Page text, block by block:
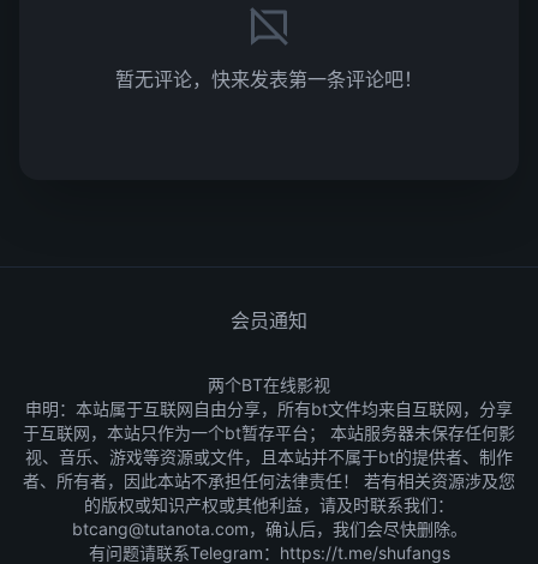
暂无评论，快来发表第一条评论吧！
会员通知
两个BT在线影视
申明：本站属于互联网自由分享，所有bt文件均来自互联网，分享
于互联网，本站只作为一个bt暂存平台； 本站服务器未保存任何影
视、音乐、游戏等资源或文件，且本站并不属于bt的提供者、制作
者、所有者，因此本站不承担任何法律责任！ 若有相关资源涉及您
的版权或知识产权或其他利益，请及时联系我们：
btcang@tutanota.com，确认后，我们会尽快删除。
有问题请联系Telegram： https://t.me/shufangs